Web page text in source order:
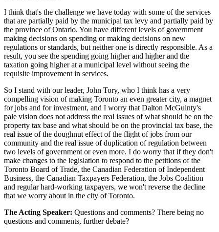
I think that's the challenge we have today with some of the services
that are partially paid by the municipal tax levy and partially paid by
the province of Ontario. You have different levels of government
making decisions on spending or making decisions on new
regulations or standards, but neither one is directly responsible. As a
result, you see the spending going higher and higher and the
taxation going higher at a municipal level without seeing the
requisite improvement in services.
So I stand with our leader, John Tory, who I think has a very
compelling vision of making Toronto an even greater city, a magnet
for jobs and for investment, and I worry that Dalton McGuinty's
pale vision does not address the real issues of what should be on the
property tax base and what should be on the provincial tax base, the
real issue of the doughnut effect of the flight of jobs from our
community and the real issue of duplication of regulation between
two levels of government or even more. I do worry that if they don't
make changes to the legislation to respond to the petitions of the
Toronto Board of Trade, the Canadian Federation of Independent
Business, the Canadian Taxpayers Federation, the Jobs Coalition
and regular hard-working taxpayers, we won't reverse the decline
that we worry about in the city of Toronto.
The Acting Speaker: Questions and comments? There being no
questions and comments, further debate?